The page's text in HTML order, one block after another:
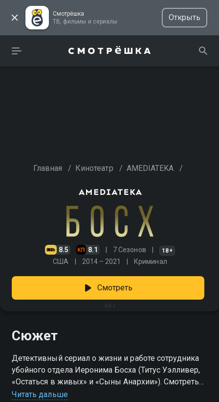
Смотрёшка
ТВ, фильмы и сериалы
Открыть
Главная / Кинотеатр / AMEDIATEKA /
8.5 8.1 7 Сезонов 18+
США 2014 – 2021 Криминал
Босх
Смотреть
Сюжет
Детективный сериал о жизни и работе сотрудника
убойного отдела Иеронима Босха (Титус Уэлливер,
«Остаться в живых» и «Сыны Анархии»). Смотреть
сериал «Босх» онлайн в хорошем качестве вы
Читать дальше